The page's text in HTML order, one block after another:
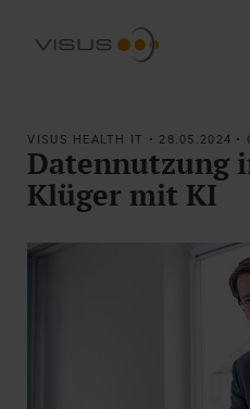
VISUS HEALTH IT • 28.05.2024 •
Datennutzung
Klüger mit KI